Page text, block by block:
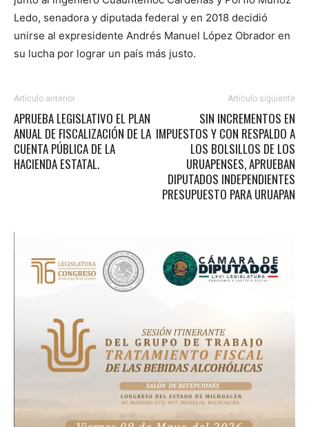
Ledo, senadora y diputada federal y en 2018 decidió
unirse al expresidente Andrés Manuel López Obrador en
su lucha por lograr un país más justo.
Artículo anterior
APRUEBA LEGISLATIVO EL PLAN
ANUAL DE FISCALIZACIÓN DE LA
CUENTA PÚBLICA DE LA
HACIENDA ESTATAL.
Artículo siguiente
SIN INCREMENTOS EN
IMPUESTOS Y CON RESPALDO A
LOS BOLSILLOS DE LOS
URUAPENSES, APRUEBAN
DIPUTADOS INDEPENDIENTES
PRESUPUESTO PARA URUAPAN